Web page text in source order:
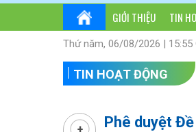
GIỚI THIỆU TIN
Thứ năm, 06/08/2026 | 15:55
TIN HOẠT ĐỘNG
Phê duyệt